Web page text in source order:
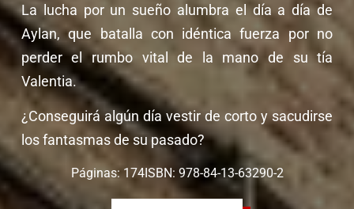
La lucha por un sueño alumbra el día a día de
Aylan, que batalla con idéntica fuerza por no
perder el rumbo vital de la mano de su tía
Valentia.
¿Conseguirá algún día vestir de corto y sacudirse
los fantasmas de su pasado?
Páginas: 174ISBN: 978-84-13-63290-2